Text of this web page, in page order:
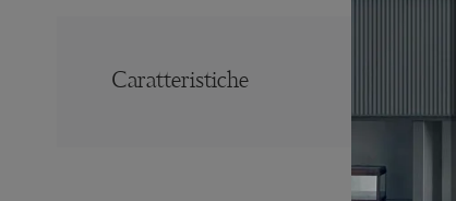
Caratteristiche